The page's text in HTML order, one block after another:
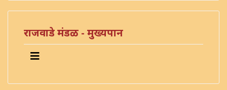
राजवाडे मंडळ - मुख्यपान